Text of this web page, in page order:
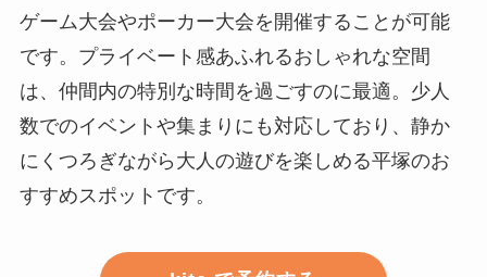
ゲーム大会やポーカー大会を開催することが可能
です。プライベート感あふれるおしゃれな空間
は、仲間内の特別な時間を過ごすのに最適。少人
数でのイベントや集まりにも対応しており、静か
にくつろぎながら大人の遊びを楽しめる平塚のお
すすめスポットです。